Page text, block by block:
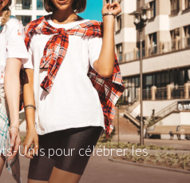
Unis pour célébrer les